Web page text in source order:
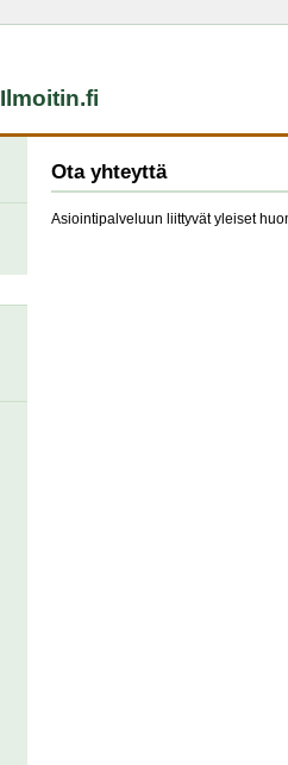
Ilmoitin.fi
Ota yhteyttä
Asiointipalveluun liittyvät yleiset